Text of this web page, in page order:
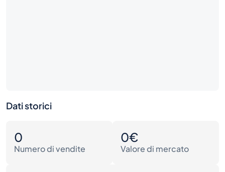
Dati storici
0
Numero di vendite
0€
Valore di mercato